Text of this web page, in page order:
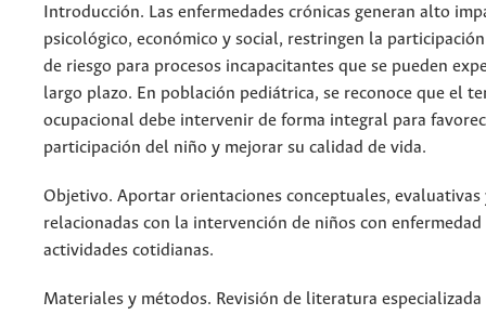
Introducción. Las enfermedades crónicas generan alto
psicológico, económico y social, restringen la
de riesgo para procesos incapacitantes que se pueden
largo plazo. En población pediátrica, se reconoce que el
ocupacional debe intervenir de forma integral para
participación del niño y mejorar su calidad de vida.
Objetivo. Aportar orientaciones conceptuales, evaluativas
relacionadas con la intervención de niños con enfermedad
actividades cotidianas.
Materiales y métodos. Revisión de literatura especializada